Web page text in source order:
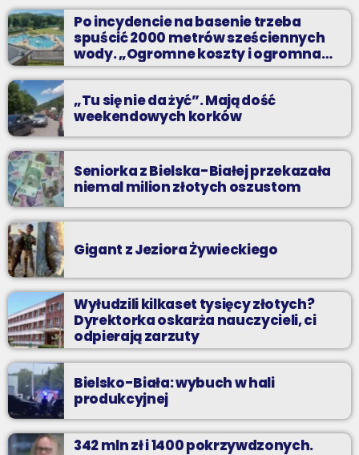
Kilkadziesiąt minut energetycznych beatów.
Po incydencie na basenie trzeba
spuścić 2000 metrów sześciennych
wody. „Ogromne koszty i ogromna
praca”
„Tu się nie da żyć”. Mają dość
weekendowych korków
Seniorka z Bielska-Białej przekazała
niemal milion złotych oszustom
Gigant z Jeziora Żywieckiego
Wyłudzili kilkaset tysięcy złotych?
Dyrektorka oskarża nauczycieli, ci
odpierają zarzuty
Bielsko-Biała: wybuch w hali
produkcyjnej
342 mln zł i 1400 pokrzywdzonych.